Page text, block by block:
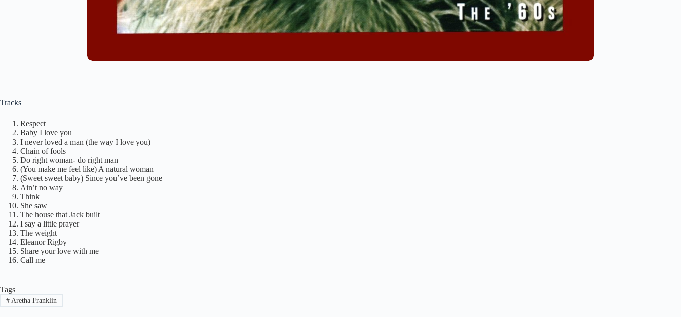
Tracks
Respect
Baby I love you
I never loved a man (the way I love you)
Chain of fools
Do right woman- do right man
(You make me feel like) A natural woman
(Sweet sweet baby) Since you’ve been gone
Ain’t no way
Think
She saw
The house that Jack built
I say a little prayer
The weight
Eleanor Rigby
Share your love with me
Call me
Tags
#Aretha Franklin